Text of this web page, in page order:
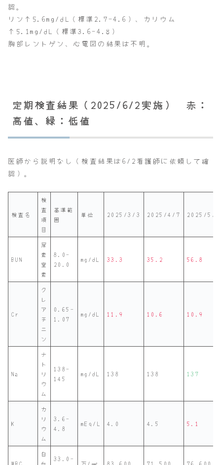
認。
リン↑5.6mg/dL（標準2.7-4.6）、カリウム
↑5.1mg/dL（標準3.6-4.8）
胸部レントゲン、心電図の結果は不明。
定期検査結果（2025/6/2実施） 赤：
高値、緑：低値
医師から説明なし（検査結果は6/2看護師に依頼して確
認）。
検査名
検
査
項
目
基準範
囲
単位 2025/3/3 2025/4/7 2025/5/
BUN
尿
素
窒
素
8.0-
20.0
mg/dL 33.3 35.2 56.8
Cr
ク
レ
ア
チ
ニ
ン
0.65-
1.07
mg/dL 11.9 10.6 10.9
Na
ナ
ト
リ
ウ
ム
138-
145
mg/dL 138 138 137
K
カ
リ
ウ
ム
3.6-
4.8
mEq/L 4.0 4.5 5.1
白
33.0-